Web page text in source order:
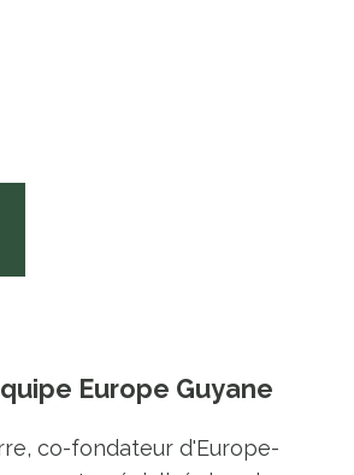
Europe Guyane
co-fondateur d'Europe-